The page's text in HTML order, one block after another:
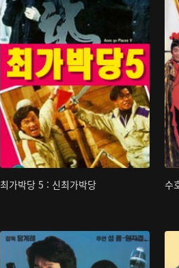
최가박당 5 : 신최가박당 수